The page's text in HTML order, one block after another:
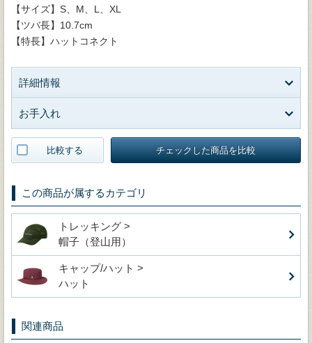
【サイズ】S、M、L、XL
【ツバ長】10.7cm
【特長】ハットコネクト
詳細情報
お手入れ
比較する チェックした商品を比較
この商品が属するカテゴリ
トレッキング >
帽子（登山用）
キャップ/ハット >
ハット
関連商品